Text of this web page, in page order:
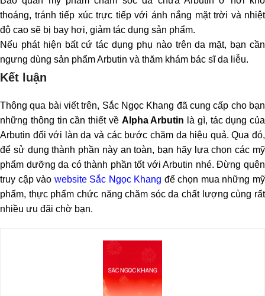
thoáng, tránh tiếp xúc trực tiếp với ánh nắng mặt trời và nhiệt
độ cao sẽ bị bay hơi, giảm tác dụng sản phẩm.
Nếu phát hiện bất cứ tác dụng phụ nào trên da mặt, bạn cần
ngưng dùng sản phẩm Arbutin và thăm khám bác sĩ da liễu.
Kết luận
Thông qua bài viết trên, Sắc Ngọc Khang đã cung cấp cho bạn
những thông tin cần thiết về Alpha Arbutin là gì, tác dụng của
Arbutin đối với làn da và các bước chăm da hiệu quả. Qua đó,
để sử dụng thành phần này an toàn, bạn hãy lựa chọn các mỹ
phẩm dưỡng da có thành phần tốt với Arbutin nhé. Đừng quên
truy cập vào website Sắc Ngọc Khang để chọn mua những mỹ
phẩm, thực phẩm chức năng chăm sóc da chất lượng cùng rất
nhiều ưu đãi chờ bạn.